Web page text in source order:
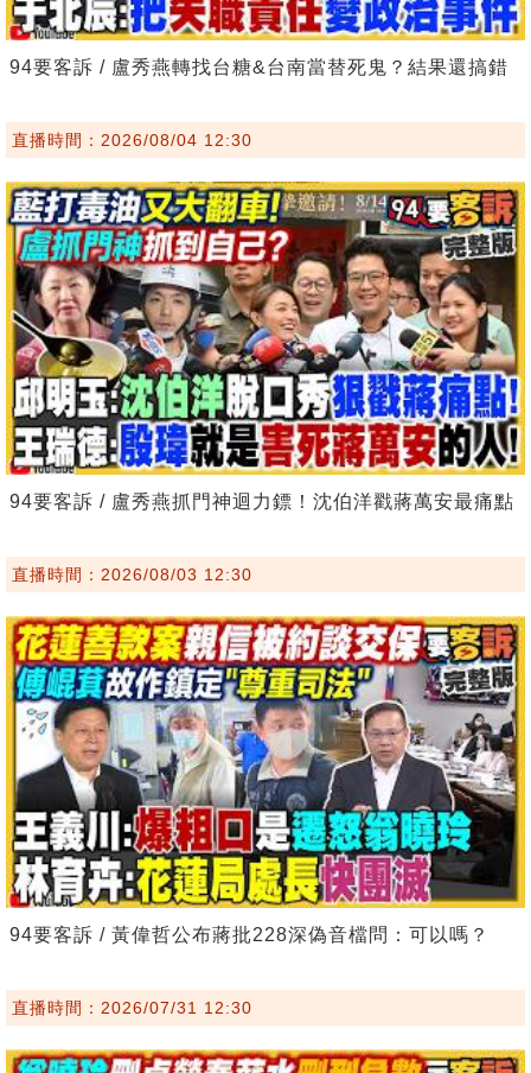
94要客訴 / 盧秀燕轉找台糖&台南當替死鬼？結果還搞錯
直播時間：2026/08/04 12:30
94要客訴 / 盧秀燕抓門神迴力鏢！沈伯洋戳蔣萬安最痛點
直播時間：2026/08/03 12:30
94要客訴 / 黃偉哲公布蔣批228深偽音檔問：可以嗎？
直播時間：2026/07/31 12:30